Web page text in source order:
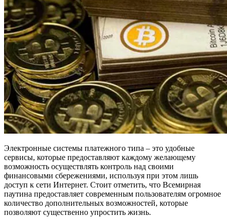
Электронные системы платежного типа – это удобные
сервисы, которые предоставляют каждому желающему
возможность осуществлять контроль над своими
финансовыми сбережениями, используя при этом лишь
доступ к сети Интернет. Стоит отметить, что Всемирная
паутина предоставляет современным пользователям огромное
количество дополнительных возможностей, которые
позволяют существенно упростить жизнь.